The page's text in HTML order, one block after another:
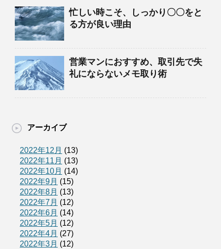
忙しい時こそ、しっかり〇〇をと
る方が良い理由
営業マンにおすすめ、取引先で失
礼にならないメモ取り術
アーカイブ
2022年12月 (13)
2022年11月 (13)
2022年10月 (14)
2022年9月 (15)
2022年8月 (13)
2022年7月 (12)
2022年6月 (14)
2022年5月 (12)
2022年4月 (27)
2022年3月 (12)